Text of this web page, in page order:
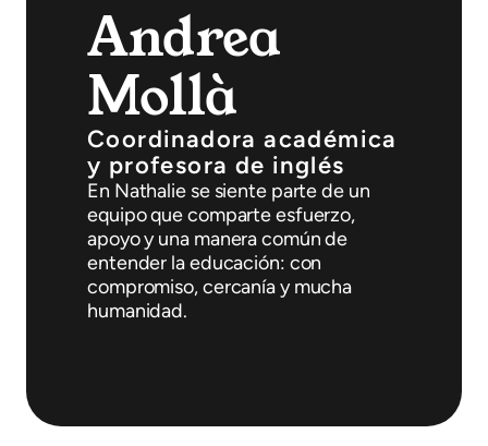
Andrea
Mollà
Coordinadora académica
y profesora de inglés
En Nathalie se siente parte de un
equipo que comparte esfuerzo,
apoyo y una manera común de
entender la educación: con
compromiso, cercanía y mucha
humanidad.